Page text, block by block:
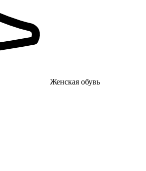
Женcкая обувь